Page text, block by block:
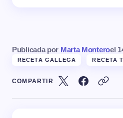
Publicada por Marta Monteroel
RECETA GALLEGA RECETA
COMPARTIR